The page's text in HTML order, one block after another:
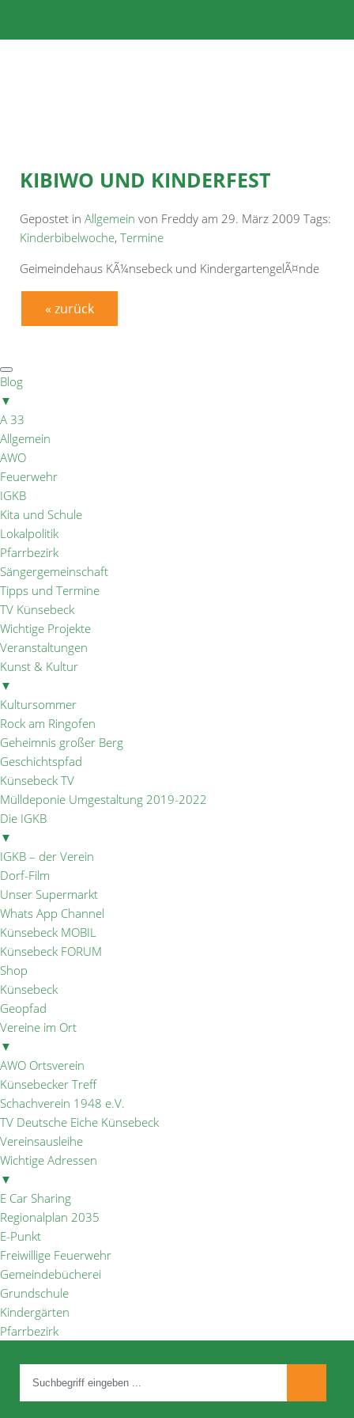
KIBIWO UND KINDERFEST
Gepostet in Allgemein von Freddy am 29. März 2009 Tags:
Kinderbibelwoche, Termine
Geimeindehaus KÃ¼nsebeck und KindergartengelÃ¤nde
« zurück
Blog
▼
A 33
Allgemein
AWO
Feuerwehr
IGKB
Kita und Schule
Lokalpolitik
Pfarrbezirk
Sängergemeinschaft
Tipps und Termine
TV Künsebeck
Wichtige Projekte
Veranstaltungen
Kunst & Kultur
▼
Kultursommer
Rock am Ringofen
Geheimnis großer Berg
Geschichtspfad
Künsebeck TV
Mülldeponie Umgestaltung 2019-2022
Die IGKB
▼
IGKB – der Verein
Dorf-Film
Unser Supermarkt
Whats App Channel
Künsebeck MOBIL
Künsebeck FORUM
Shop
Künsebeck
Geopfad
Vereine im Ort
▼
AWO Ortsverein
Künsebecker Treff
Schachverein 1948 e.V.
TV Deutsche Eiche Künsebeck
Vereinsausleihe
Wichtige Adressen
▼
E Car Sharing
Regionalplan 2035
E-Punkt
Freiwillige Feuerwehr
Gemeindebücherei
Grundschule
Kindergärten
Pfarrbezirk